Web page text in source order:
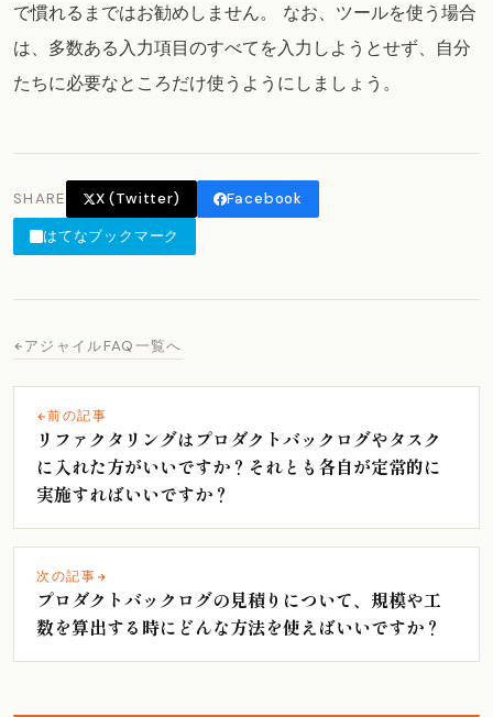
で慣れるまではお勧めしません。 なお、ツールを使う場合
は、多数ある入力項目のすべてを入力しようとせず、自分
たちに必要なところだけ使うようにしましょう。
SHARE X (Twitter)
Facebook
はてなブックマーク
アジャイルFAQ一覧へ
前の記事
リファクタリングはプロダクトバックログやタスク
に入れた方がいいですか？それとも各自が定常的に
実施すればいいですか？
次の記事
プロダクトバックログの見積りについて、規模や工
数を算出する時にどんな方法を使えばいいですか？